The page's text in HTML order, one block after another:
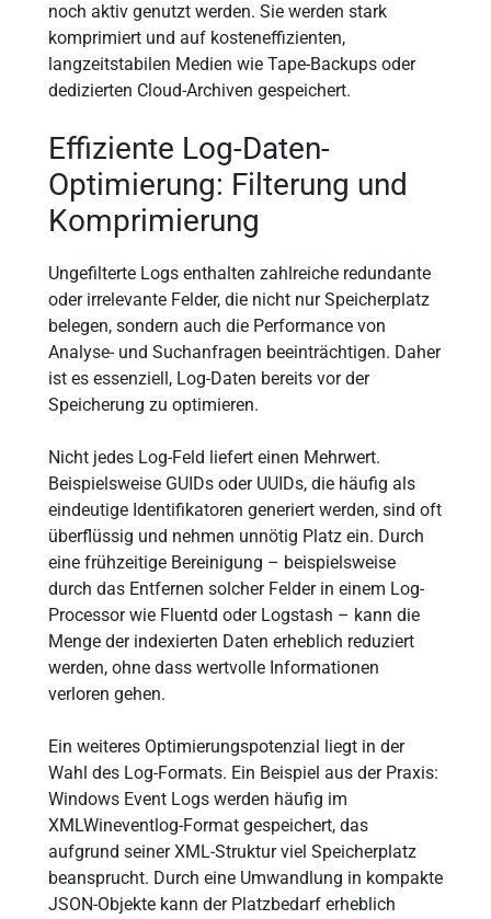
noch aktiv genutzt werden. Sie werden stark
komprimiert und auf kosteneffizienten,
langzeitstabilen Medien wie Tape-Backups oder
dedizierten Cloud-Archiven gespeichert.
Effiziente Log-Daten-
Optimierung: Filterung und
Komprimierung
Ungefilterte Logs enthalten zahlreiche redundante
oder irrelevante Felder, die nicht nur Speicherplatz
belegen, sondern auch die Performance von
Analyse- und Suchanfragen beeinträchtigen. Daher
ist es essenziell, Log-Daten bereits vor der
Speicherung zu optimieren.
Nicht jedes Log-Feld liefert einen Mehrwert.
Beispielsweise GUIDs oder UUIDs, die häufig als
eindeutige Identifikatoren generiert werden, sind oft
überflüssig und nehmen unnötig Platz ein. Durch
eine frühzeitige Bereinigung – beispielsweise
durch das Entfernen solcher Felder in einem Log-
Processor wie Fluentd oder Logstash – kann die
Menge der indexierten Daten erheblich reduziert
werden, ohne dass wertvolle Informationen
verloren gehen.
Ein weiteres Optimierungspotenzial liegt in der
Wahl des Log-Formats. Ein Beispiel aus der Praxis:
Windows Event Logs werden häufig im
XMLWineventlog-Format gespeichert, das
aufgrund seiner XML-Struktur viel Speicherplatz
beansprucht. Durch eine Umwandlung in kompakte
JSON-Objekte kann der Platzbedarf erheblich